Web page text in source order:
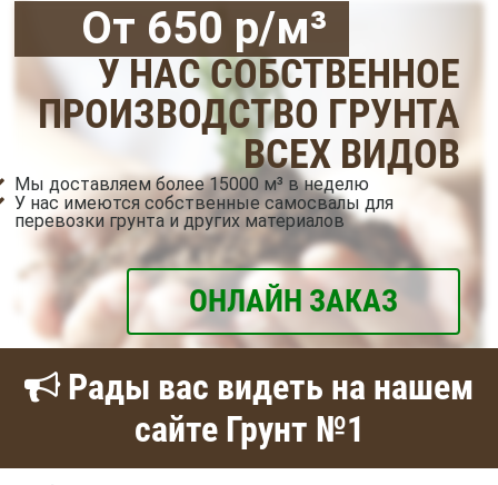
От 650 р/м³
У НАС СОБСТВЕННОЕ
ПРОИЗВОДСТВО ГРУНТА
ВСЕХ ВИДОВ
Мы доставляем более 15000 м³ в неделю
У нас имеются собственные самосвалы для
перевозки грунта и других материалов
ОНЛАЙН ЗАКАЗ
Рады вас видеть на нашем
сайте Грунт №1